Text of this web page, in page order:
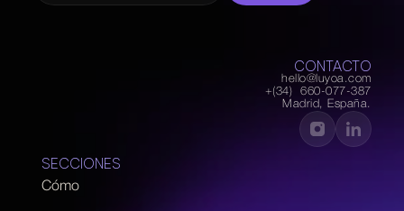
CONTACTO
hello@luyoa.com
+(34)  660-077-387
Madrid, España.
SECCIONES
Cómo